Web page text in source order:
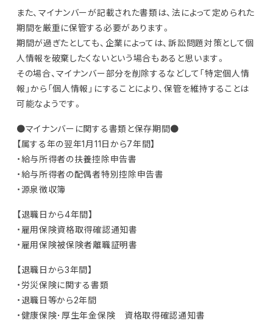
また、マイナンバーが記載された書類は、法によって定められた
期間を厳重に保管する必要があります。
期間が過ぎたとしても、企業によっては、訴訟問題対策として個
人情報を破棄したくないという場合もあると思います。
その場合、マイナンバー部分を削除するなどして「特定個人情
報」から「個人情報」にすることにより、保管を維持することは
可能なようです。
●マイナンバーに関する書類と保存期間●
【属する年の翌年1月11日から7年間】
・給与所得者の扶養控除申告書
・給与所得者の配偶者特別控除申告書
・源泉徴収簿
【退職日から4年間】
・雇用保険資格取得確認通知書
・雇用保険被保険者離職証明書
【退職日から3年間】
・労災保険に関する書類
・退職日等から2年間
・健康保険･厚生年金保険 資格取得確認通知書